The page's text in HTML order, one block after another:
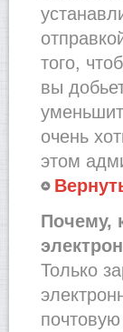
того,
вы
очень
этом
Почему,
Только